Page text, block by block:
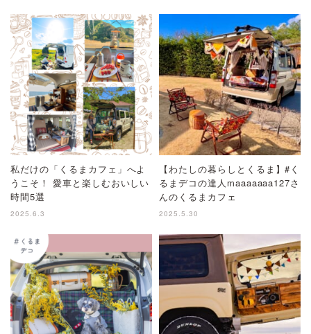
私だけの「くるまカフェ」へよ
うこそ！ 愛車と楽しむおいしい
時間5選
2025.6.3
【わたしの暮らしとくるま】#く
るまデコの達人maaaaaaa127さ
んのくるまカフェ
2025.5.30